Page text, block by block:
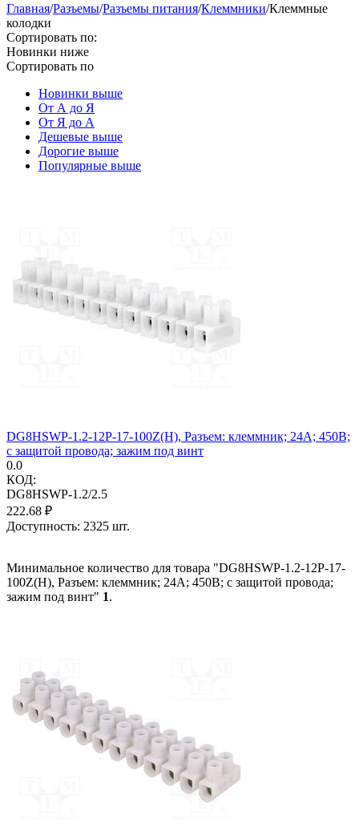
Главная/Разъeмы/Разъeмы питания/Клеммники/Клеммные
колодки
Сортировать по:
Новинки ниже
Сортировать по
Новинки выше
От А до Я
От Я до А
Дешевые выше
Дорогие выше
Популярные выше
DG8HSWP-1.2-12P-17-100Z(H), Разъем: клеммник; 24А; 450В;
с защитой провода; зажим под винт
0.0
КОД:
DG8HSWP-1.2/2.5
222.68 ₽
Доступность: 2325 шт.
Минимальное количество для товара "DG8HSWP-1.2-12P-17-
100Z(H), Разъем: клеммник; 24А; 450В; с защитой провода;
зажим под винт" 1.